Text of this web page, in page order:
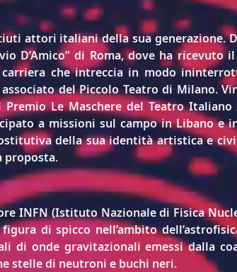
attori italiani della sua generazione.
D’Amico” di Roma, dove ha ricevuto
che intreccia in modo
del Piccolo Teatro di Milano.
Premio Le Maschere del Teatro
a missioni sul campo in Libano e
della sua identità artistica e
proposta.
INFN (Istituto Nazionale di Fisica
di spicco nell’ambito
di onde gravitazionali emessi dalla
stelle di neutroni e buchi neri.